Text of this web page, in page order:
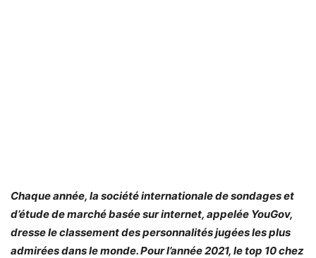
Chaque année, la société internationale de sondages et
d’étude de marché basée sur internet, appelée YouGov,
dresse le classement des personnalités jugées les plus
admirées dans le monde. Pour l’année 2021, le top 10 chez